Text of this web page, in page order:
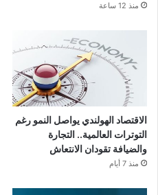
منذ 12 ساعة
الاقتصاد الهولندي يواصل النمو رغم
التوترات العالمية.. التجارة
والضيافة تقودان الانتعاش
منذ 7 أيام